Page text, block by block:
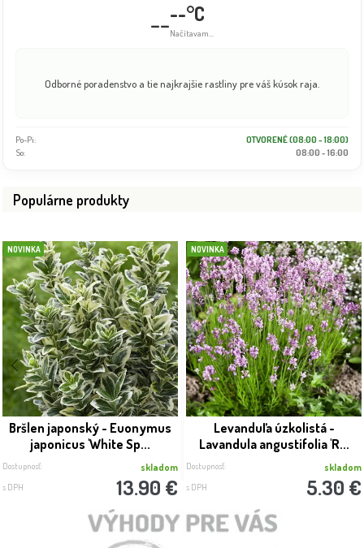
----°C
Načítavam...
Odborné poradenstvo a tie najkrajšie rastliny pre váš kúsok raja.
Po-Pi:
OTVORENÉ (08:00 - 18:00)
So:
08:00 - 16:00
Populárne produkty
NOVINKA
Bršlen japonský - Euonymus
japonicus 'White Sp...
Dostupnosť: skladom
s DPH 13.90 €
NOVINKA
Levanduľa úzkolistá -
Lavandula angustifolia 'R...
Dostupnosť: skladom
s DPH 5.30 €